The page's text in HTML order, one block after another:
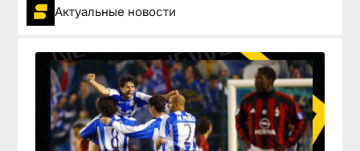
Актуальные новости